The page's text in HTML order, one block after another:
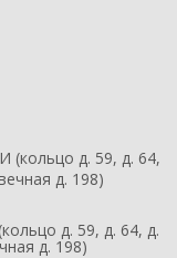
д. 59, д. 64, д.
д. 198)